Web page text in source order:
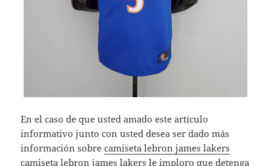
En el caso de que usted amado este artículo
informativo junto con usted desea ser dado más
información sobrecamiseta lebron james lakers
camiseta lebron james lakers le imploro que detenga